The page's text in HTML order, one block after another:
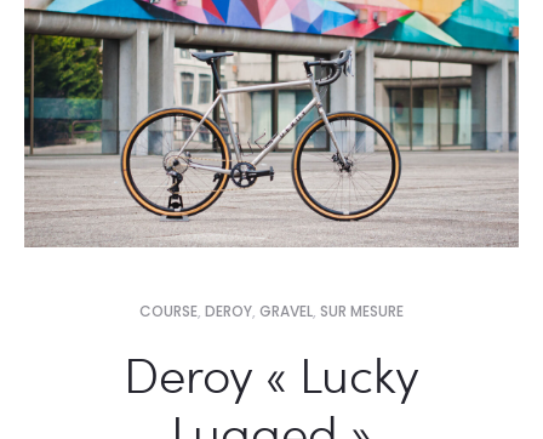
COURSE, DEROY, GRAVEL, SUR MESURE
Deroy « Lucky